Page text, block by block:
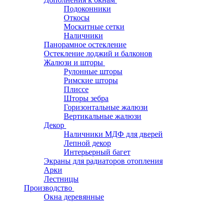
Подоконники
Откосы
Москитные сетки
Наличники
Панорамное остекление
Остекление лоджий и балконов
Жалюзи и шторы
Рулонные шторы
Римские шторы
Плиссе
Шторы зебра
Горизонтальные жалюзи
Вертикальные жалюзи
Декор
Наличники МДФ для дверей
Лепной декор
Интерьерный багет
Экраны для радиаторов отопления
Арки
Лестницы
Производство
Окна деревянные